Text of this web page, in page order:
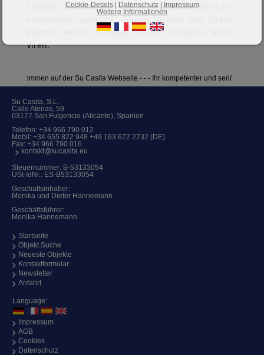
Cookies“. Sie werden nach Ende Ihres Besuchs
automatisch gelöscht. Cookies richten auf Ihrem
Rechner keinen Schaden an und enthalten keine
Viren.
Willkommen auf der Su Casita Webseite - - - Ihr kompetenter und seriöser
Su Casita, S.L.
Calle Atenas, 59
03177 San Fulgencio (Alicante), Spanien
Telefon: +34 966 790 012
Mobil: +34 655 822 948 +49 163 672 2732 (DE)
Fax: +34 966 790 016
kontakt@sucasita.eu
Steuernummer: B-53133054
USt-IdNr.: ES-B53133054
Geschäftsinhaber:
Monika und Dieter Hannemann
Geschäftsführer:
Monika Hannemann
Startseite
Objekt Suche
Neueste Objekte
Kontaktformular
Newsletter
Anfahrt
Language:
Impressum
AGB
Cookies
Datenschutz
Cookie-Details| Datenschutz|
Impressum
Weitere Informationen